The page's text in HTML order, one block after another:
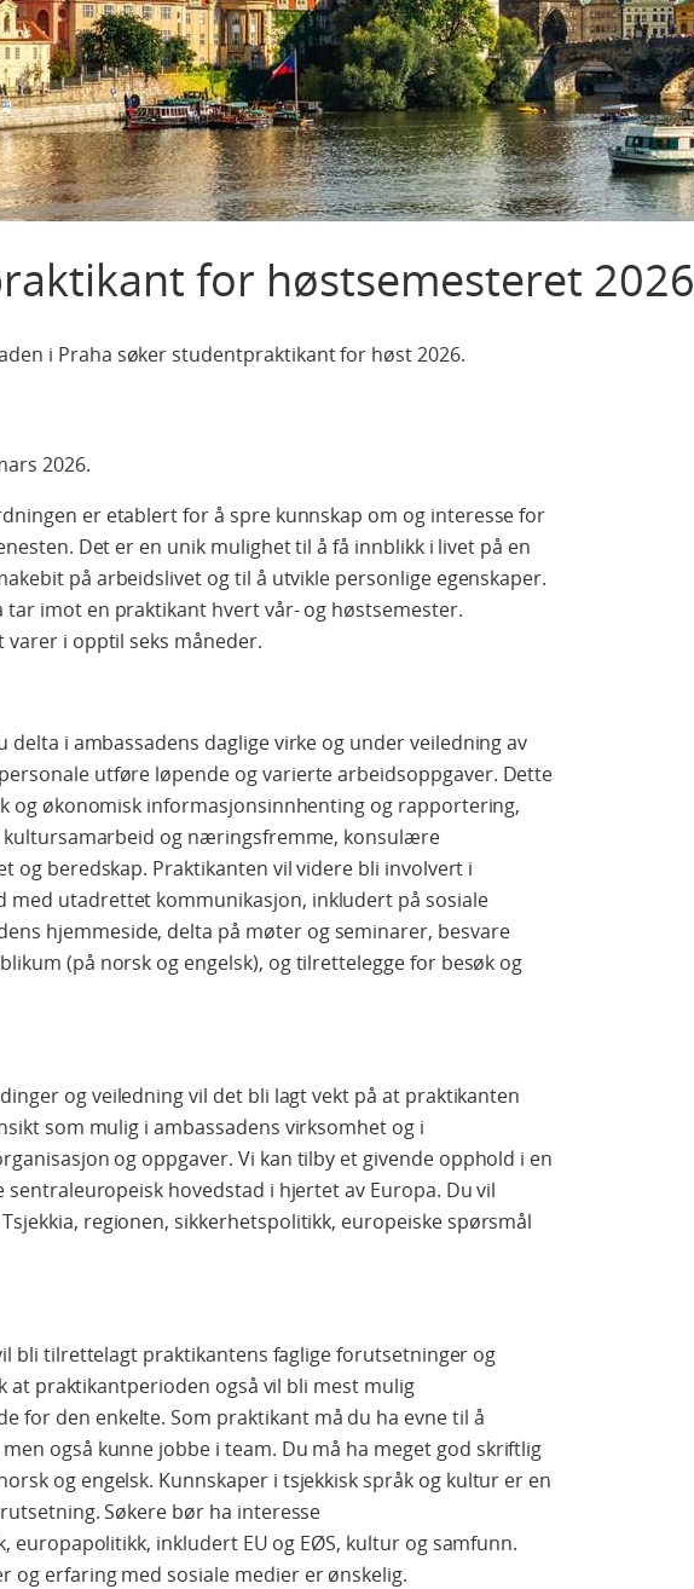
for høstsemesteret 2026
i Praha søker studentpraktikant for høst 2026.
2026.
er etablert for å spre kunnskap om og interesse for
Det er en unik mulighet til å få innblikk i livet på en
på arbeidslivet og til å utvikle personlige egenskaper.
tar imot en praktikant hvert vår- og høstsemester.
i opptil seks måneder.
delta i ambassadens daglige virke og under veiledning av
utføre løpende og varierte arbeidsoppgaver. Dette
og økonomisk informasjonsinnhenting og rapportering,
og næringsfremme, konsulære
og beredskap. Praktikanten vil videre bli involvert i
med utadrettet kommunikasjon, inkludert på sosiale
hjemmeside, delta på møter og seminarer, besvare
(på norsk og engelsk), og tilrettelegge for besøk og
og veiledning vil det bli lagt vekt på at praktikanten
som mulig i ambassadens virksomhet og i
og oppgaver. Vi kan tilby et givende opphold i en
hovedstad i hjertet av Europa. Du vil
regionen, sikkerhetspolitikk, europeiske spørsmål
bli tilrettelagt praktikantens faglige forutsetninger og
at praktikantperioden også vil bli mest mulig
for den enkelte. Som praktikant må du ha evne til å
også kunne jobbe i team. Du må ha meget god skriftlig
og engelsk. Kunnskaper i tsjekkisk språk og kultur er en
Søkere bør ha interesse
europapolitikk, inkludert EU og EØS, kultur og samfunn.
og erfaring med sosiale medier er ønskelig.